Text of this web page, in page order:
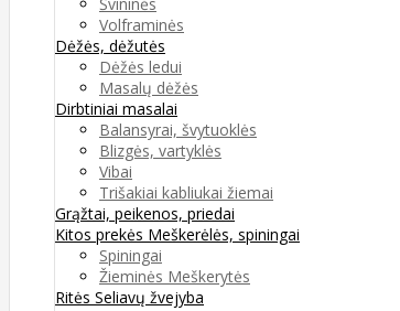
Volframinės
Dėžės, dėžutės
Dėžės ledui
Masalų dėžės
Dirbtiniai masalai
Balansyrai, švytuoklės
Blizgės, vartyklės
Vibai
Trišakiai kabliukai žiemai
Grąžtai, peikenos, priedai
Kitos prekės Meškerėlės, spiningai
Spiningai
Žieminės Meškerytės
Ritės Seliavų žvejyba